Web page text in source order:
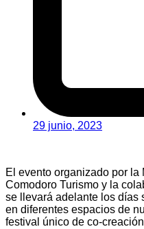
29 junio, 2023
El evento organizado por
Comodoro Turismo y la
se llevará adelante los días
en diferentes espacios de
festival único de co-